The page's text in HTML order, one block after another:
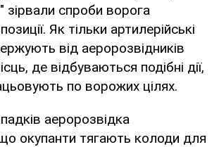
зірвали спроби ворога
Як тільки артилерійські
від аеророзвідників
де відбуваються подібні дії,
по ворожих цілях.
аеророзвідка
окупанти тягають колоди для